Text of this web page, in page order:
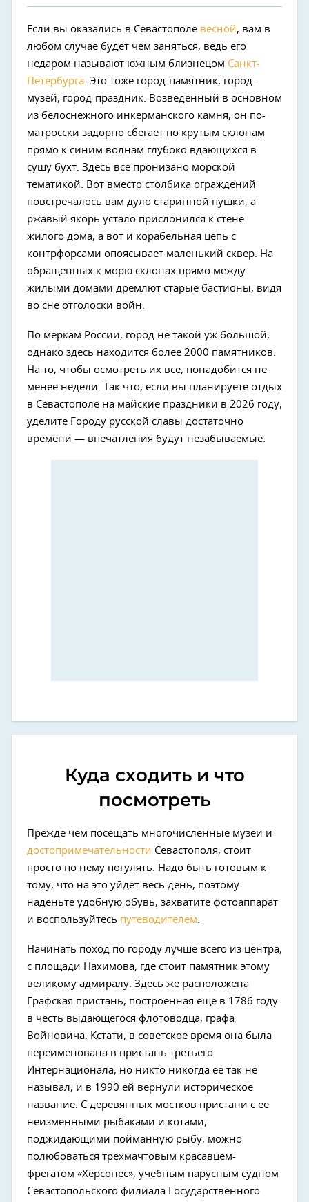
Если вы оказались в Севастополе весной, вам в
любом случае будет чем заняться, ведь его
недаром называют южным близнецом Санкт-
Петербурга. Это тоже город-памятник, город-
музей, город-праздник. Возведенный в основном
из белоснежного инкерманского камня, он по-
матросски задорно сбегает по крутым склонам
прямо к синим волнам глубоко вдающихся в
сушу бухт. Здесь все пронизано морской
тематикой. Вот вместо столбика ограждений
повстречалось вам дуло старинной пушки, а
ржавый якорь устало прислонился к стене
жилого дома, а вот и корабельная цепь с
контрфорсами опоясывает маленький сквер. На
обращенных к морю склонах прямо между
жилыми домами дремлют старые бастионы, видя
во сне отголоски войн.
По меркам России, город не такой уж большой,
однако здесь находится более 2000 памятников.
На то, чтобы осмотреть их все, понадобится не
менее недели. Так что, если вы планируете отдых
в Севастополе на майские праздники в 2026 году,
уделите Городу русской славы достаточно
времени — впечатления будут незабываемые.
Куда сходить и что
посмотреть
Прежде чем посещать многочисленные музеи и
достопримечательности Севастополя, стоит
просто по нему погулять. Надо быть готовым к
тому, что на это уйдет весь день, поэтому
наденьте удобную обувь, захватите фотоаппарат
и воспользуйтесь путеводителем.
Начинать поход по городу лучше всего из центра,
с площади Нахимова, где стоит памятник этому
великому адмиралу. Здесь же расположена
Графская пристань, построенная еще в 1786 году
в честь выдающегося флотоводца, графа
Войновича. Кстати, в советское время она была
переименована в пристань третьего
Интернационала, но никто никогда ее так не
называл, и в 1990 ей вернули историческое
название. С деревянных мостков пристани с ее
неизменными рыбаками и котами,
поджидающими пойманную рыбу, можно
полюбоваться трехмачтовым красавцем-
фрегатом «Херсонес», учебным парусным судном
Севастопольского филиала Государственного